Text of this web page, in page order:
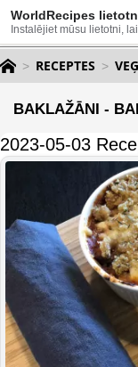
WorldRecipes
Instalējiet mūsu lietotni,
RECEPTES
BAKLAŽĀNI -
2023-05-03